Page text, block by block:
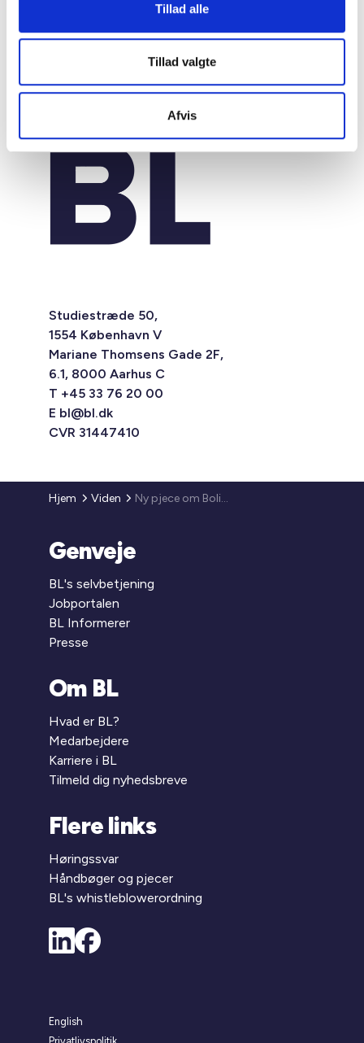
Tillad alle
Tillad valgte
Afvis
Studiestræde 50,
1554 København V
Mariane Thomsens Gade 2F,
6.1, 8000 Aarhus C
T +45 33 76 20 00
E bl@bl.dk
CVR 31447410
Hjem Viden Ny pjece om Boligydelse og boligsikring 2012
Genveje
BL's selvbetjening
Jobportalen
BL Informerer
Presse
Om BL
Hvad er BL?
Medarbejdere
Karriere i BL
Tilmeld dig nyhedsbreve
Flere links
Høringssvar
Håndbøger og pjecer
BL's whistleblowerordning
English